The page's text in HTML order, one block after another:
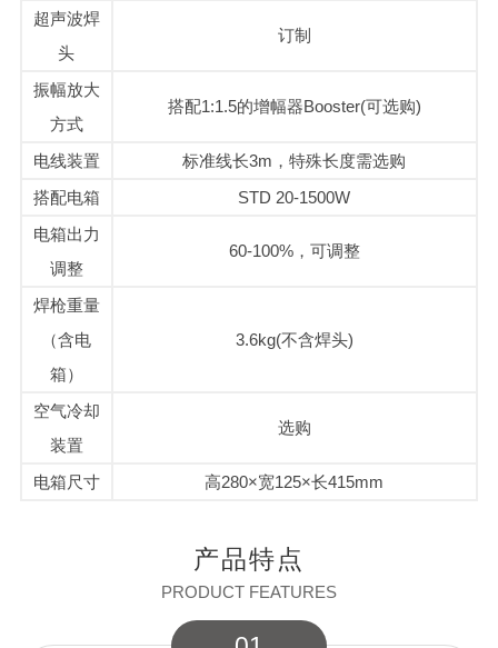
超声波焊
头
订制
振幅放大
方式
搭配1:1.5的增幅器Booster(可选购)
电线装置
标准线长3m，特殊长度需选购
搭配电箱
STD 20-1500W
电箱出力
调整
60-100%，可调整
焊枪重量
（含电
箱）
3.6kg(不含焊头)
空气冷却
装置
选购
电箱尺寸 高280×宽125×长415mm
产品特点
PRODUCT FEATURES